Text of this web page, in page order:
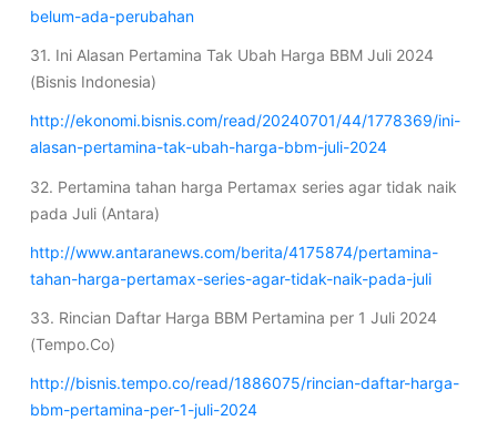
belum-ada-perubahan
31. Ini Alasan Pertamina Tak Ubah Harga BBM Juli 2024
(Bisnis Indonesia)
http://ekonomi.bisnis.com/read/20240701/44/1778369/ini-
alasan-pertamina-tak-ubah-harga-bbm-juli-2024
32. Pertamina tahan harga Pertamax series agar tidak naik
pada Juli (Antara)
http://www.antaranews.com/berita/4175874/pertamina-
tahan-harga-pertamax-series-agar-tidak-naik-pada-juli
33. Rincian Daftar Harga BBM Pertamina per 1 Juli 2024
(Tempo.Co)
http://bisnis.tempo.co/read/1886075/rincian-daftar-harga-
bbm-pertamina-per-1-juli-2024